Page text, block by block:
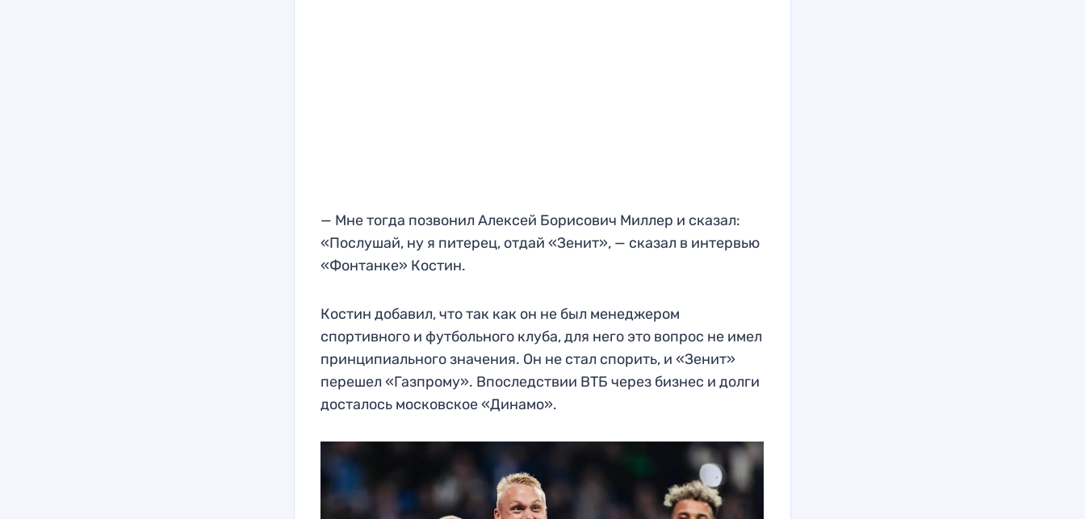
— Мне тогда позвонил Алексей Борисович Миллер и сказал:
«Послушай, ну я питерец, отдай «Зенит», — сказал в интервью
«Фонтанке» Костин.
Костин добавил, что так как он не был менеджером
спортивного и футбольного клуба, для него это вопрос не имел
принципиального значения. Он не стал спорить, и «Зенит»
перешел «Газпрому». Впоследствии ВТБ через бизнес и долги
досталось московское «Динамо».